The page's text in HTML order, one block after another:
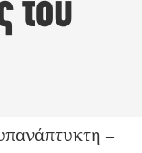
του
–